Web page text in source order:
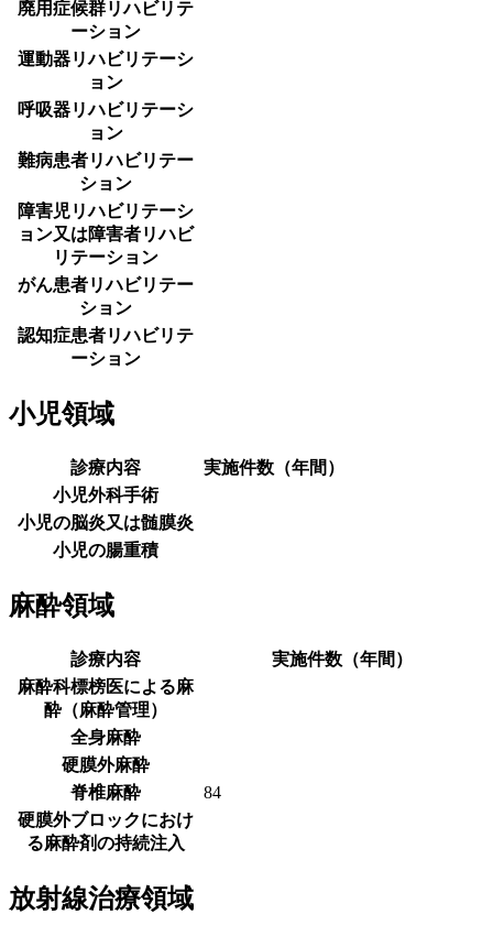
廃用症候群リハビリテ
ーション
運動器リハビリテーシ
ョン
呼吸器リハビリテーシ
ョン
難病患者リハビリテー
ション
障害児リハビリテーシ
ョン又は障害者リハビ
リテーション
がん患者リハビリテー
ション
認知症患者リハビリテ
ーション
小児領域
診療内容
実施件数（年間）
小児外科手術
小児の脳炎又は髄膜炎
小児の腸重積
麻酔領域
診療内容
実施件数（年間）
麻酔科標榜医による麻
酔（麻酔管理）
全身麻酔
硬膜外麻酔
脊椎麻酔
84
硬膜外ブロックにおけ
る麻酔剤の持続注入
放射線治療領域